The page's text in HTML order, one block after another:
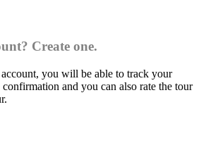
Create one.
you will be able to track your
and you can also rate the tour